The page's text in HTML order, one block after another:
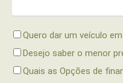
Quero dar um veículo
Desejo saber o menor
Quais as Opções de